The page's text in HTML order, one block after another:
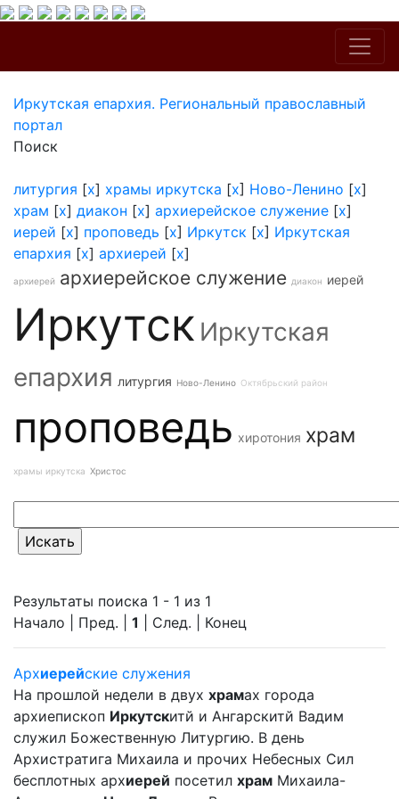
Иркутская епархия. Региональный православный
портал
Поиск
литургия [x] храмы иркутска [x] Ново-Ленино [x]
храм [x] диакон [x] архиерейское служение [x]
иерей [x] проповедь [x] Иркутск [x] Иркутская
епархия [x] архиерей [x]
архиерей архиерейское служение диакон иерей
Иркутск Иркутская
епархия литургия Ново-Ленино Октябрьский район
проповедь хиротония храм
храмы иркутска Христос
Результаты поиска 1 - 1 из 1
Начало | Пред. | 1 | След. | Конец
Архиерейские служения
На прошлой недели в двух храмах города
архиепископ Иркутскитй и Ангарскитй Вадим
служил Божественную Литургию. В день
Архистратига Михаила и прочих Небесных Сил
бесплотных архиерей посетил храм Михаила-